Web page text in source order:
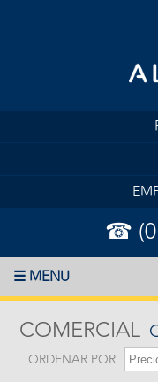
☎
☰ MENU
COMERCIAL
ORDENAR POR